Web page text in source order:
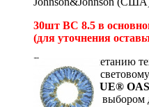
30шт BC 8.5 в
(для уточнения
Благодаря сочетанию
TearStable® и
линзыACUVUE®
оптимальным выбором